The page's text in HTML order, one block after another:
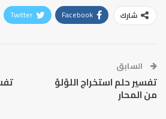
شارك Facebook
Twitter
السابق
تفسير حلم استخراج اللؤلؤ
من المحار